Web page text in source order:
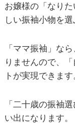
お嬢様の「なり
しい振袖小物を
「ママ振袖」な
りませんので、
トが実現できます
「二十歳の振袖
い出になります。